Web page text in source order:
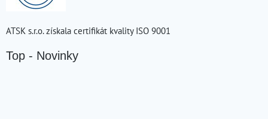
ATSK s.r.o. získala certifikát kvality ISO 9001
Top - Novinky